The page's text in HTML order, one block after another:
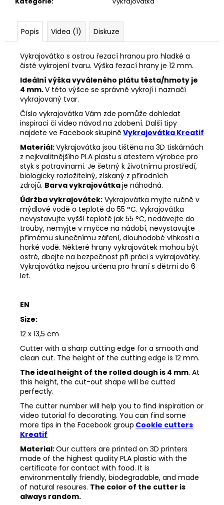
Popis Videa (1) Diskuze
Vykrajovátko s ostrou řezací hranou pro hladké a
čisté vykrojení tvaru. Výška řezací hrany je 12 mm.
Ideální výška vyváleného plátu těsta/hmoty je
4 mm.V této výšce se správně vykrojí i naznačí
vykrajovaný tvar.
Číslo vykrajovátka Vám zde pomůže dohledat
inspiraci či video návod na zdobení. Další tipy
najdete ve Facebookskupině Vykrajovátka Kreatif
Materiál:Vykrajovátka jsou tištěna na 3D tiskárnách
z nejkvalitnějšího PLA plastu s atestem výrobce pro
styk s potravinami. Je šetrný k životnímu prostředí,
biologicky rozložitelný, získaný z přírodních
zdrojů. Barva vykrajovátkaje náhodná.
Údržba vykrajovátek: Vykrajovátka myjte ručně v
mýdlové vodě o teplotě do 55 °C. Vykrajovátka
nevystavujte vyšší teplotě jak 55 °C, nedávejte do
trouby, nemyjte v myčce na nádobí, nevystavujte
přímému slunečnímu záření, dlouhodobé vlhkosti a
horké vodě. Některé hrany vykrajovátek mohou být
ostré, dbejte na bezpečnost při práci s vykrajovátky.
Vykrajovátka nejsou určena pro hraní s dětmi do 6
let.
EN
Size:
12 x 13,5 cm
Cutter with a sharp cutting edge for a smooth and
clean cut. The height of the cutting edge is 12 mm.
The ideal height of the rolled dough is 4 mm. At
this height, the cut-out shape will be cutted
perfectly.
The cutter number will help you to find inspiration or
video tutorial fo decorating. You can find some
more tips in the Facebook group Cookie cutters
Kreatif
Material:Our cutters are printed on 3D printers
made of the highest quality PLA plastic with the
certificate for contact with food. It is
environmentally friendly, biodegradable, and made
of natural resoures. The color of the cutter is
always random.
m
VYKRAJOVÁTKA
ZAJÍČCI
#1515
49
Kč